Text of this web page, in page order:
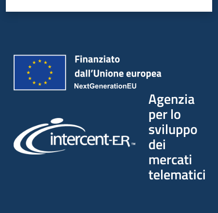
Agenzia
per lo
sviluppo
dei
mercati
telematici